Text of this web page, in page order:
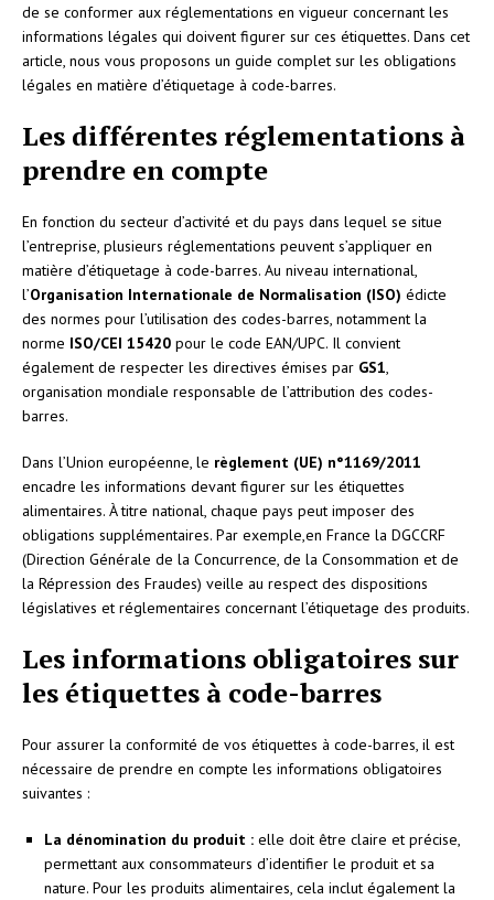
de se conformer aux réglementations en vigueur concernant les
informations légales qui doivent figurer sur ces étiquettes. Dans cet
article, nous vous proposons un guide complet sur les obligations
légales en matière d’étiquetage à code-barres.
Les différentes réglementations à
prendre en compte
En fonction du secteur d’activité et du pays dans lequel se situe
l’entreprise, plusieurs réglementations peuvent s’appliquer en
matière d’étiquetage à code-barres. Au niveau international,
l’Organisation Internationale de Normalisation (ISO) édicte
des normes pour l’utilisation des codes-barres, notamment la
norme ISO/CEI 15420 pour le code EAN/UPC. Il convient
également de respecter les directives émises par GS1,
organisation mondiale responsable de l’attribution des codes-
barres.
Dans l’Union européenne, le règlement (UE) n°1169/2011
encadre les informations devant figurer sur les étiquettes
alimentaires. À titre national, chaque pays peut imposer des
obligations supplémentaires. Par exemple,en France la DGCCRF
(Direction Générale de la Concurrence, de la Consommation et de
la Répression des Fraudes) veille au respect des dispositions
législatives et réglementaires concernant l’étiquetage des produits.
Les informations obligatoires sur
les étiquettes à code-barres
Pour assurer la conformité de vos étiquettes à code-barres, il est
nécessaire de prendre en compte les informations obligatoires
suivantes :
La dénomination du produit : elle doit être claire et précise,
permettant aux consommateurs d’identifier le produit et sa
nature. Pour les produits alimentaires, cela inclut également la